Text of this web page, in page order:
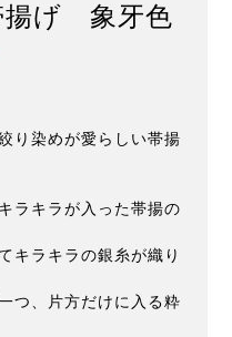
揚げ 象牙色
り染めが愛らしい帯揚
ラキラが入った帯揚の
キラキラの銀糸が織り
つ、片方だけに入る粋